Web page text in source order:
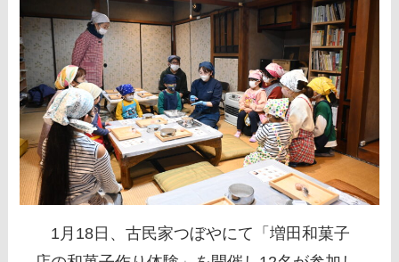
1月18日、古民家つぼやにて「増田和菓子